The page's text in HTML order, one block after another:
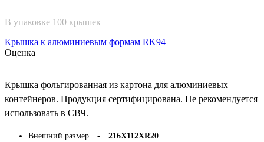
В упаковке 100 крышек
Крышка к алюминиевым формам RK94
Оценка
Крышка фольгированная из картона для алюминиевых
контейнеров. Продукция сертифицирована. Не рекомендуется
использовать в СВЧ.
Внешний размер - 216Х112ХR20